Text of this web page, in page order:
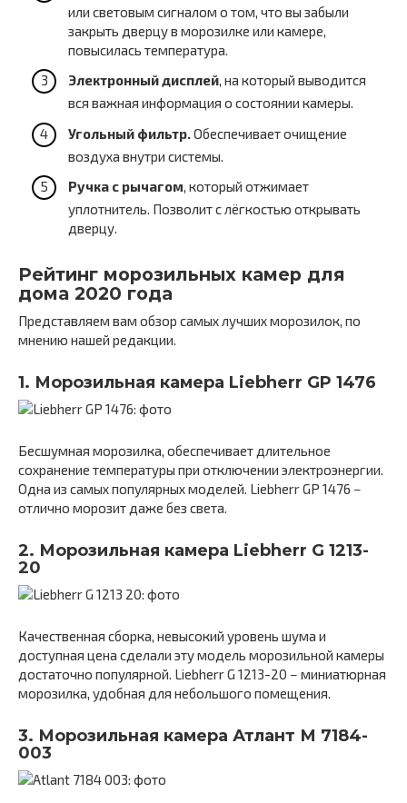
или световым сигналом о том, что вы забыли
закрыть дверцу в морозилке или камере,
повысилась температура.
Электронный дисплей, на который выводится
вся важная информация о состоянии камеры.
Угольный фильтр.Обеспечивает очищение
воздуха внутри системы.
Ручка с рычагом, который отжимает
уплотнитель. Позволит с лёгкостью открывать
дверцу.
Рейтинг морозильных камер для
дома 2020 года
Представляем вам обзор самых лучших морозилок, по
мнению нашей редакции.
1. Морозильная камера Liebherr GP 1476
Бесшумная морозилка, обеспечивает длительное
сохранение температуры при отключении электроэнергии.
Одна из самых популярных моделей. Liebherr GP 1476 −
отлично морозит даже без света.
2. Морозильная камера Liebherr G 1213-
20
Качественная сборка, невысокий уровень шума и
доступная цена сделали эту модель морозильной камеры
достаточно популярной. Liebherr G 1213-20 − миниатюрная
морозилка, удобная для небольшого помещения.
3. Морозильная камера Атлант М 7184-
003